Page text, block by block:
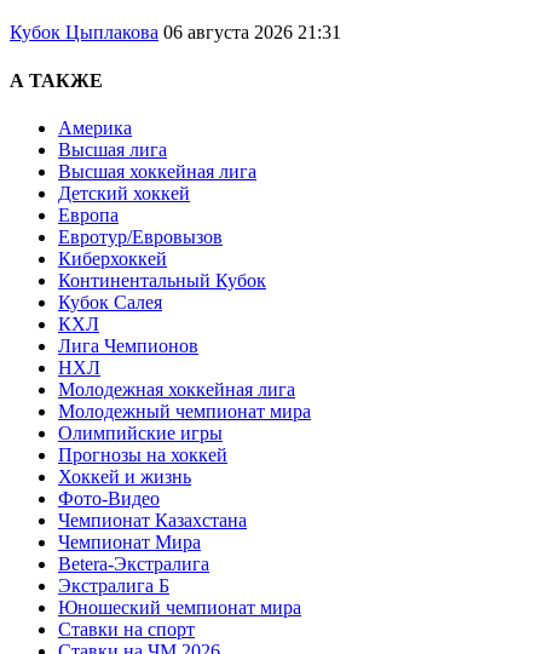
Кубок Цыплакова 06 августа 2026 21:31
А ТАКЖЕ
Америка
Высшая лига
Высшая хоккейная лига
Детский хоккей
Европа
Евротур/Евровызов
Киберхоккей
Континентальный Кубок
Кубок Салея
КХЛ
Лига Чемпионов
НХЛ
Молодежная хоккейная лига
Молодежный чемпионат мира
Олимпийские игры
Прогнозы на хоккей
Хоккей и жизнь
Фото-Видео
Чемпионат Казахстана
Чемпионат Мира
Betera-Экстралига
Экстралига Б
Юношеский чемпионат мира
Ставки на спорт